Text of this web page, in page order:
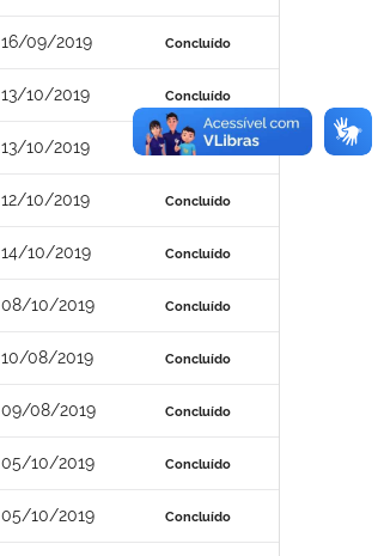
16/09/2019 Concluído
13/10/2019 Concluído
13/10/2019 Concluído
12/10/2019 Concluído
14/10/2019 Concluído
08/10/2019 Concluído
10/08/2019 Concluído
09/08/2019 Concluído
05/10/2019 Concluído
05/10/2019 Concluído